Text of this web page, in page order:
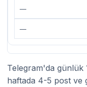
—
—
Telegram'da günlük
haftada 4-5 post ve